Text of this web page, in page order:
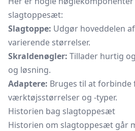
slagtoppesæt:
Slagtoppe: Udgør hoveddelen
varierende størrelser.
Skraldenøgler: Tillader hurtig
og løsning.
Adaptere: Bruges til at forbinde
værktøjsstørrelser og -typer.
Historien bag slagtoppesæt
Historien om slagtoppesæt går